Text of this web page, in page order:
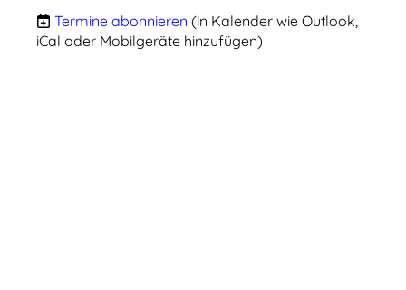
Termine abonnieren (in Kalender wie Outlook,
iCal oder Mobilgeräte hinzufügen)